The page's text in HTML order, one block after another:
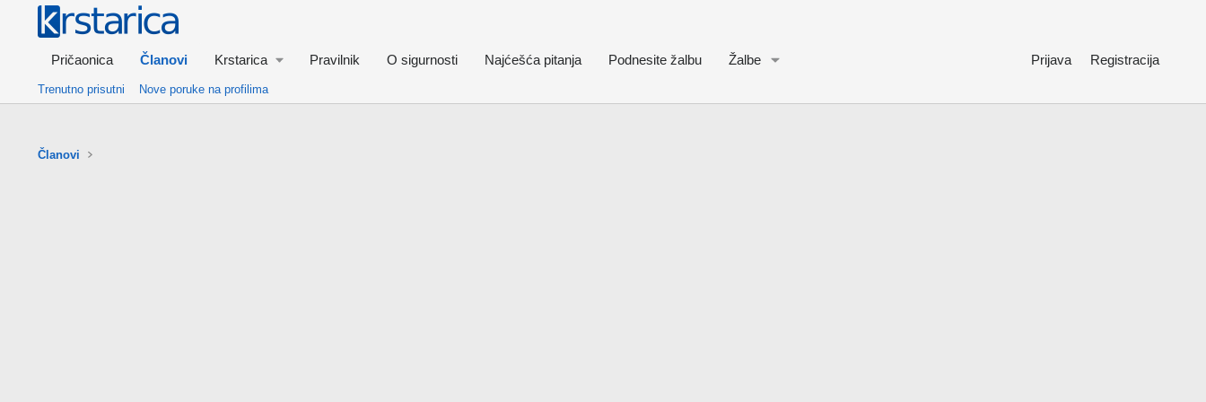
Pričaonica Članovi Krstarica Pravilnik O sigurnosti Najćešća pitanja Podnesite žalbu Žalbe Prijava Registracija
Trenutno prisutni Nove poruke na profilima
Članovi